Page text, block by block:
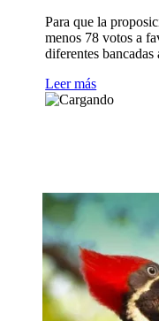
Para que la
menos 78 votos a
diferentes
Leer más